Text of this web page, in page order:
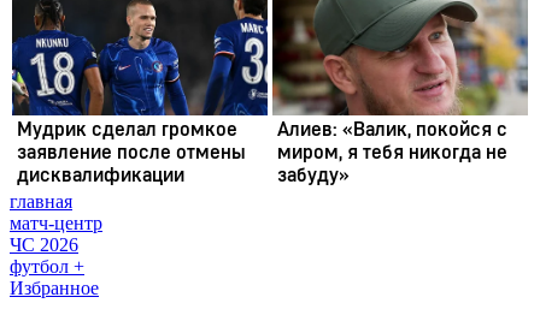
главная
матч-центр
ЧС 2026
футбол +
Избранное